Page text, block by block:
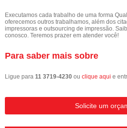
Executamos cada trabalho de uma forma
oferecemos outros trabalhamos, além dos
impressoras e outsourcing de impressão.
conosco. Teremos prazer em atender você!
Para saber mais sobre
Ligue para 11 3719-4230 ou clique aqui e
Solicite um